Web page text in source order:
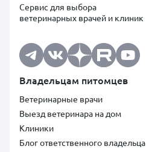
Сервис для выбора
ветеринарных врачей и клиник
Владельцам питомцев
Ветеринарные врачи
Выезд ветеринара на дом
Клиники
Блог ответственного владельца